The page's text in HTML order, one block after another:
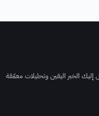
إليك الخبر اليقين وتحليلات معمّقة